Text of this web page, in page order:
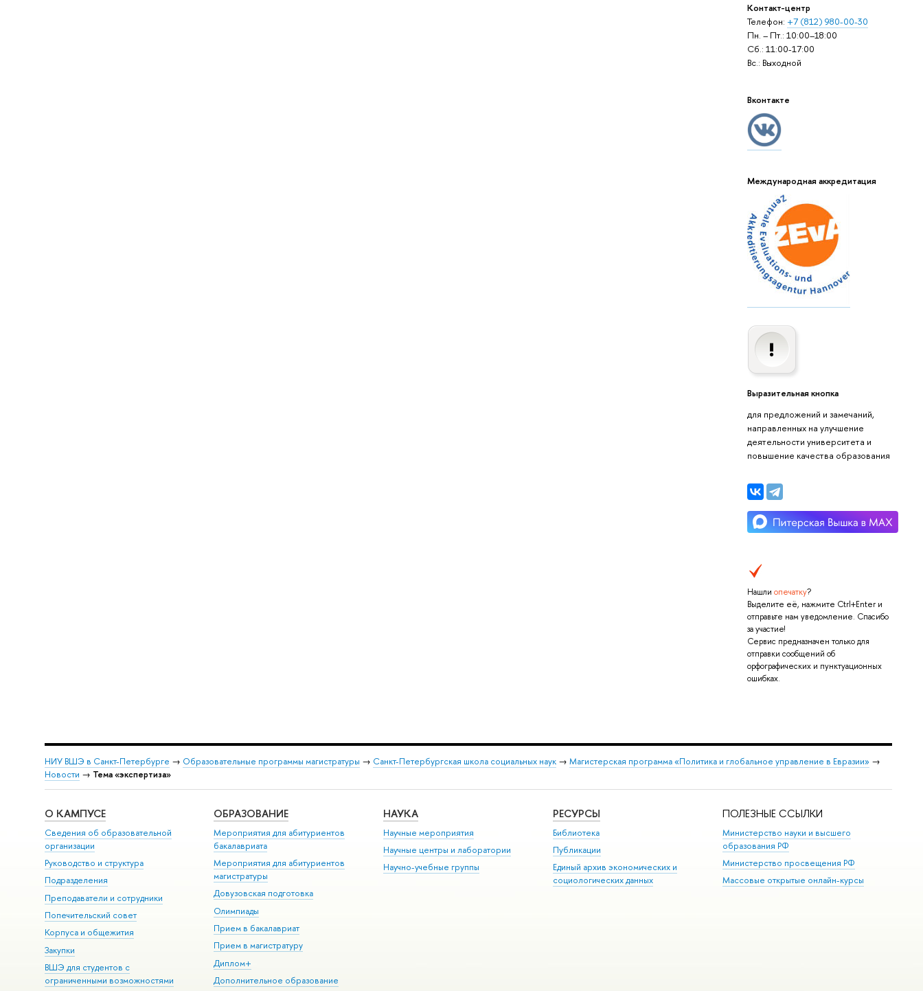
Контакт-центр
Телефон: +7 (812) 980-00-30
Пн. – Пт.: 10:00–18:00
Сб.: 11:00-17:00
Вс.: Выходной
Вконтакте
Международная аккредитация
Выразительная кнопка
для предложений и замечаний,
направленных на улучшение
деятельности университета и
повышение качества образования
Нашли опечатку?
Выделите её, нажмите Ctrl+Enter и
отправьте нам уведомление. Спасибо
за участие!
Сервис предназначен только для
отправки сообщений об
орфографических и пунктуационных
ошибках.
НИУ ВШЭ в Санкт-Петербурге → Образовательные программы магистратуры → Санкт-Петербургская школа социальных наук→ Магистерская программа «Политика и глобальное управление в Евразии» →
Новости → Тема «экспертиза»
О КАМПУСЕ
Сведения об образовательной
организации
Руководство и структура
Подразделения
Преподаватели и сотрудники
Попечительский совет
Корпуса и общежития
Закупки
ВШЭ для студентов с
ограниченными возможностями
ОБРАЗОВАНИЕ
Мероприятия для абитуриентов
бакалавриата
Мероприятия для абитуриентов
магистратуры
Довузовская подготовка
Олимпиады
Прием в бакалавриат
Прием в магистратуру
Диплом+
Дополнительное образование
НАУКА
Научные мероприятия
Научные центры и лаборатории
Научно-учебные группы
РЕСУРСЫ
Библиотека
Публикации
Единый архив экономических и
социологических данных
ПОЛЕЗНЫЕ ССЫЛКИ
Министерство науки и высшего
образования РФ
Министерство просвещения РФ
Массовые открытые онлайн-курсы